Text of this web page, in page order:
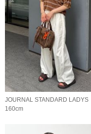
JOURNAL STANDARD LADYS
160cm